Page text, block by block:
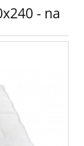
- na